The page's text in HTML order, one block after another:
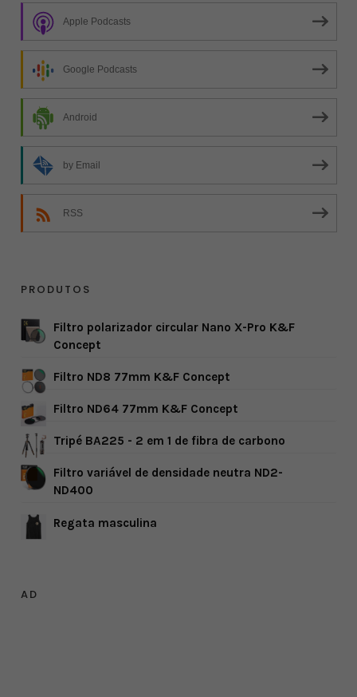
Apple Podcasts
Google Podcasts
Android
by Email
RSS
PRODUTOS
Filtro polarizador circular Nano X-Pro K&F
Concept
Filtro ND8 77mm K&F Concept
Filtro ND64 77mm K&F Concept
Tripé BA225 - 2 em 1 de fibra de carbono
Filtro variável de densidade neutra ND2-
ND400
Regata masculina
AD